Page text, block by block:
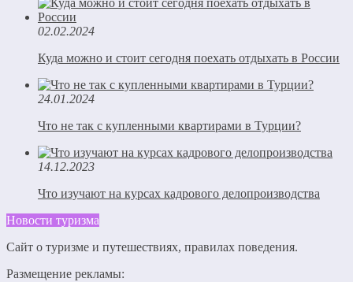
02.02.2024
Куда можно и стоит сегодня поехать отдыхать в России
24.01.2024
Что не так с купленными квартирами в Турции?
14.12.2023
Что изучают на курсах кадрового делопроизводства
Новости туризма
Сайт о туризме и путешествиях, правилах поведения.
Размещение рекламы: